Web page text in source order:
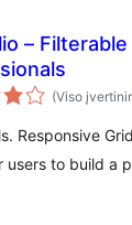
–
(Viso
Responsive
to build a